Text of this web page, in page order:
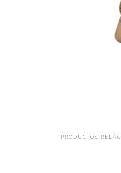
PRODUCTOS